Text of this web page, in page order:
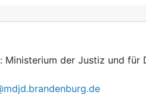
: Ministerium der Justiz und für